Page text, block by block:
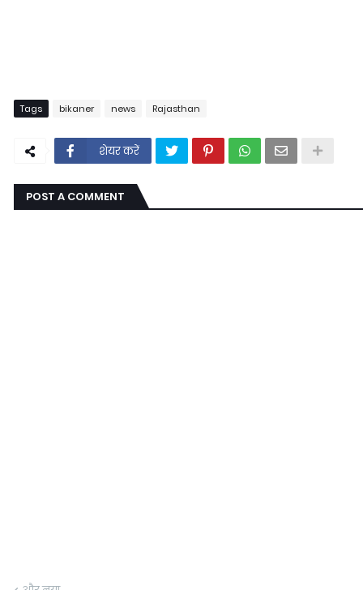
Tags bikaner news Rajasthan
शेयर करें
POST A COMMENT